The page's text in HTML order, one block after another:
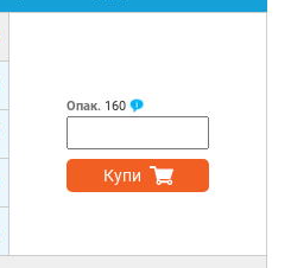
Опак. 160
Купи